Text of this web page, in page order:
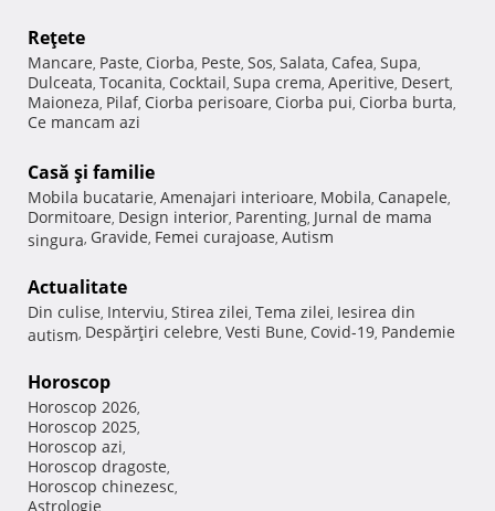
Reţete
Mancare, Paste, Ciorba, Peste, Sos, Salata, Cafea, Supa,
Dulceata, Tocanita, Cocktail, Supa crema, Aperitive, Desert,
Maioneza, Pilaf, Ciorba perisoare, Ciorba pui, Ciorba burta,
Ce mancam azi
Casă şi familie
Mobila bucatarie, Amenajari interioare, Mobila, Canapele,
Dormitoare, Design interior, Parenting, Jurnal de mama
singura, Gravide, Femei curajoase, Autism
Actualitate
Din culise, Interviu, Stirea zilei, Tema zilei, Iesirea din
autism, Despărţiri celebre, Vesti Bune, Covid-19, Pandemie
Horoscop
Horoscop 2026,
Horoscop 2025,
Horoscop azi,
Horoscop dragoste,
Horoscop chinezesc,
Astrologie